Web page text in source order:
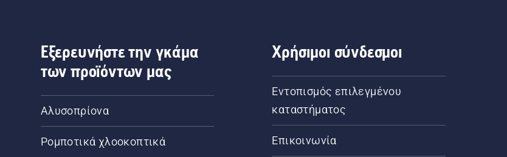
Εξερευνήστε την γκάμα
των προϊόντων μας
Αλυσοπρίονα
Ρομποτικά χλοοκοπτικά
Χρήσιμοι σύνδεσμοι
Εντοπισμός επιλεγμένου
καταστήματος
Επικοινωνία